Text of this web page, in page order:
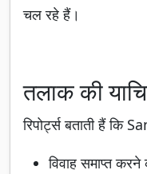
चल रहे हैं।
तलाक की
रिपोर्ट्स बताती हैं कि
विवाह समाप्त करने